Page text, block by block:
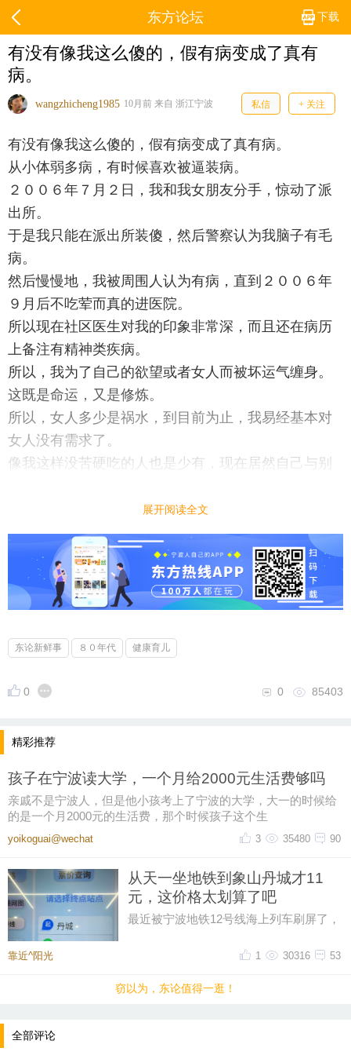
下载
东方论坛
有没有像我这么傻的，假有病变成了真有
病。
wangzhicheng1985 10月前 来自 浙江宁波 私信 + 关注
有没有像我这么傻的，假有病变成了真有病。
从小体弱多病，有时候喜欢被逼装病。
２００６年７月２日，我和我女朋友分手，惊动了派
出所。
于是我只能在派出所装傻，然后警察认为我脑子有毛
病。
然后慢慢地，我被周围人认为有病，直到２００６年
９月后不吃荤而真的进医院。
所以现在社区医生对我的印象非常深，而且还在病历
上备注有精神类疾病。
所以，我为了自己的欲望或者女人而被坏运气缠身。
这既是命运，又是修炼。
所以，女人多少是祸水，到目前为止，我易经基本对
女人没有需求了。
像我这样没苦硬吃的人也是少有，现在居然自己与别
展开阅读全文
东论新鲜事 ８０年代 健康育儿
0 85403
0
精彩推荐
孩子在宁波读大学，一个月给2000元生活费够吗
亲戚不是宁波人，但是他小孩考上了宁波的大学，大一的时候给
的是一个月2000元的生活费，那个时候孩子这个生
yoikoguai@wechat 90
35480
3
从天一坐地铁到象山丹城才11
元，这价格太划算了吧
最近被宁波地铁12号线海上列车刷屏了，
从天一广场坐到象山丹城是11晕
靠近^阳光 53
30316
1
窃以为，东论值得一逛！
全部评论